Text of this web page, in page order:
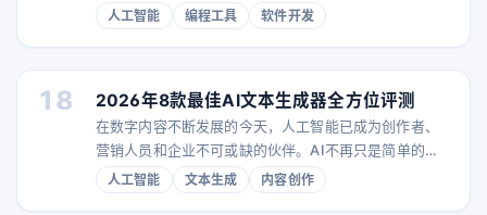
的方式。这些AI开发工具已远超简单的代码补全，成为
真正的AI搭档程序员，能够理解复杂问题，生成完整代
每天都在使用它们。关键问题已从“是否采用AI编程助
手”转变为“选择哪款AI工具能提升你的开发效率”
人工智能 编程工具 软件开发
18 2026年8款最佳AI文本生成器全方位评测
在数字内容不断发展的今天，人工智能已成为创作者、
营销人员和企业不可或缺的伙伴。AI不再只是简单的语
法检查工具，现今最优秀的AI文本生成器能够帮助头脑
风暴、撰写整篇文章，甚至自动化复杂的内容流程。但
人工智能 文本生成 内容创作